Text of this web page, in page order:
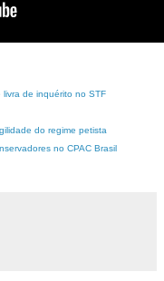
livra de inquérito no STF
do regime petista
no CPAC Brasil